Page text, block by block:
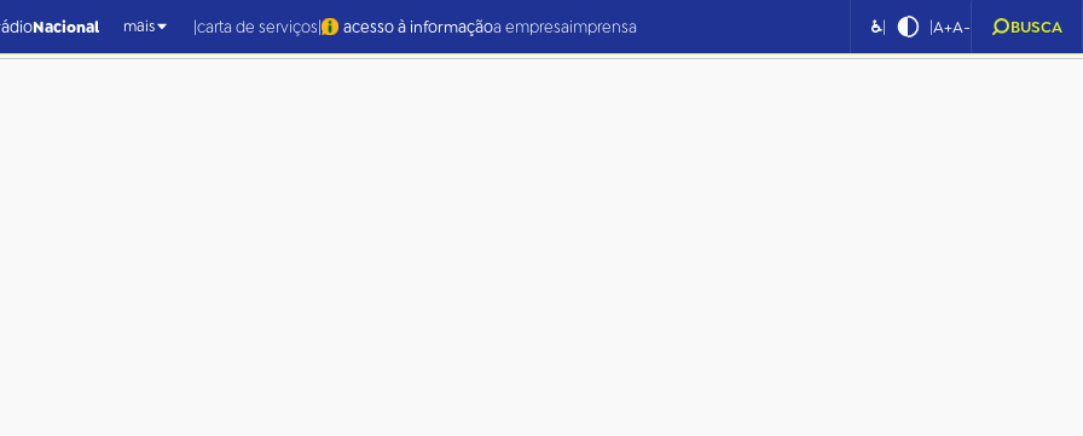
Nacional mais |carta de serviços| acesso à informaçãoa empresaimprensa ♿| |A+A- BUSCA